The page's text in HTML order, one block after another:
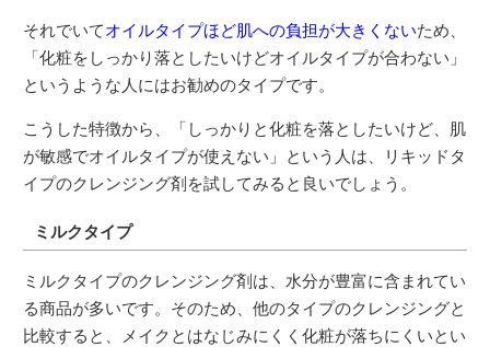
それでいてオイルタイプほど肌への負担が大きくないため、
「化粧をしっかり落としたいけどオイルタイプが合わない」
というような人にはお勧めのタイプです。
こうした特徴から、「しっかりと化粧を落としたいけど、肌
が敏感でオイルタイプが使えない」という人は、リキッドタ
イプのクレンジング剤を試してみると良いでしょう。
ミルクタイプ
ミルクタイプのクレンジング剤は、水分が豊富に含まれてい
る商品が多いです。そのため、他のタイプのクレンジングと
比較すると、メイクとはなじみにくく化粧が落ちにくいとい